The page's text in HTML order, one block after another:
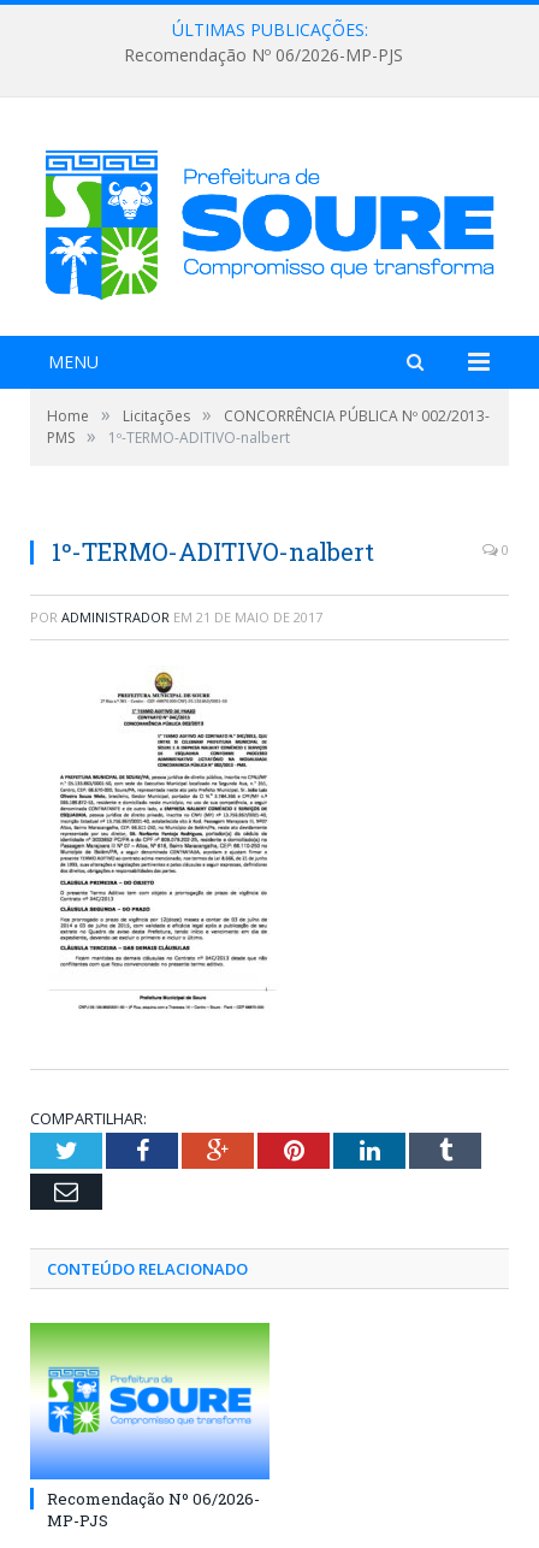
ÚLTIMAS PUBLICAÇÕES:
Recomendação Nº 06/2026-MP-PJS
MENU
Home » Licitações »
CONCORRÊNCIA PÚBLICA Nº 002/2013-
PMS » 1º-TERMO-ADITIVO-nalbert
1º-TERMO-ADITIVO-nalbert 0
POR ADMINISTRADOR EM 21 DE MAIO DE 2017
COMPARTILHAR:
TwitterFacebookGoogle+PinterestLinkedInTumblr
Email
CONTEÚDO RELACIONADO
Recomendação Nº 06/2026-
MP-PJS